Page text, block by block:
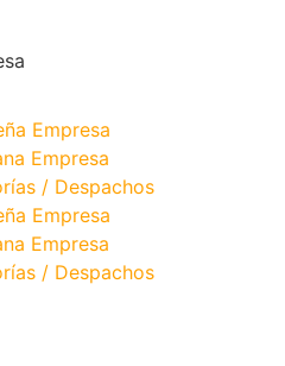
Empresa
Empresa
/ Despachos
Empresa
Empresa
/ Despachos